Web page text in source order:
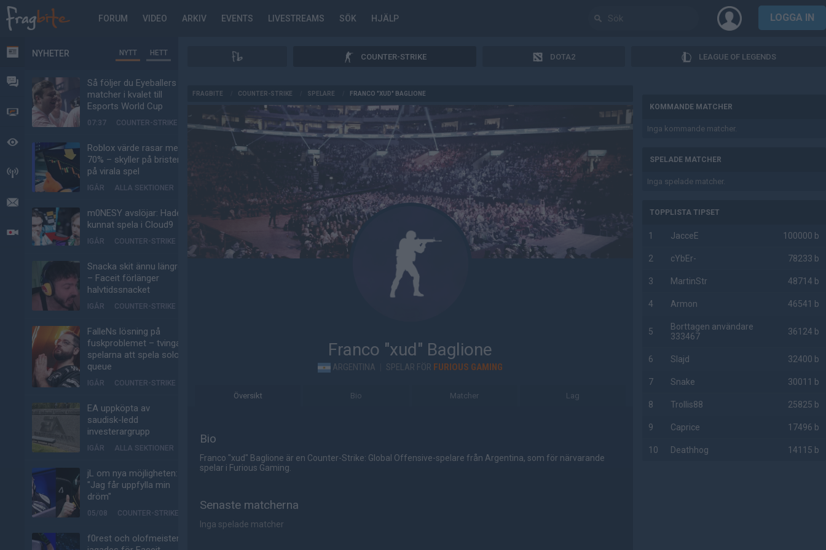
FORUM VIDEO ARKIV EVENTS LIVESTREAMS SÖK HJÄLP LOGGA IN
NYHETER
FORUM
VIDEO
BEVAKAT
HÄNDELSER
LIVESÄNDNINGAR
NYHETER NYTT HETT
Så följer du Eyeballers
matcher i kvalet till
Esports World Cup
07:37 COUNTER-STRIKE
Roblox värde rasar med
70% – skyller på bristen
på virala spel
IGÅR ALLA SEKTIONER
m0NESY avslöjar: Hade
kunnat spela i Cloud9
IGÅR COUNTER-STRIKE
Snacka skit ännu längre
– Faceit förlänger
halvtidssnacket
IGÅR COUNTER-STRIKE
FalleNs lösning på
fuskproblemet – tvinga
spelarna att spela solo-
queue
IGÅR COUNTER-STRIKE
EA uppköpta av
saudisk-ledd
investerargrupp
IGÅR ALLA SEKTIONER
jL om nya möjligheten:
"Jag får uppfylla min
dröm"
05/08 COUNTER-STRIKE
f0rest och olofmeister
COUNTER-STRIKE DOTA2 LEAGUE OF LEGENDS
FRAGBITE COUNTER-STRIKE SPELARE FRANCO "XUD" BAGLIONE
Franco "xud" Baglione
ARGENTINA SPELAR FÖR FURIOUS GAMING
Översikt Bio Matcher Lag
Bio
Franco "xud" Baglione är en Counter-Strike: Global Offensive-spelare från Argentina, som för närvarande
spelar i Furious Gaming.
Senaste matcherna
Inga spelade matcher
KOMMANDE MATCHER
Inga kommande matcher.
SPELADE MATCHER
Inga spelade matcher.
TOPPLISTA TIPSET
1 JacceE 100000 b
2 cYbEr- 78233 b
3 MartinStr 48714 b
4 Armon 46541 b
5
Borttagen användare
333467
36124 b
6 Slajd 32400 b
7 Snake 30011 b
8 Trollis88 25825 b
9 Caprice 17496 b
10 Deathhog 14115 b